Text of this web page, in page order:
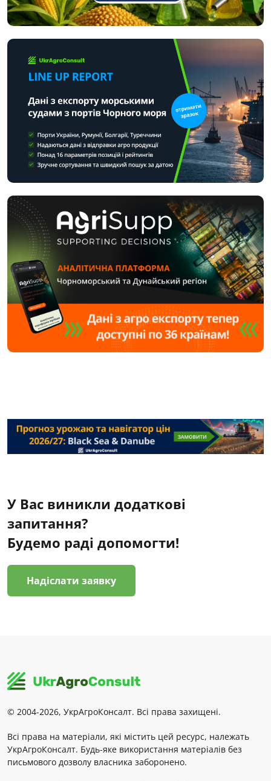
У Вас виникли додаткові
запитання?
Будемо раді допомогти!
Надіслати заявку
© 2004-2026, УкрАгроКонсалт. Всі права захищені.
Всі права на матеріали, які містить цей ресурс, належать
УкрАгроКонсалт. Будь-яке використання матеріалів без
письмового дозволу власника заборонено.